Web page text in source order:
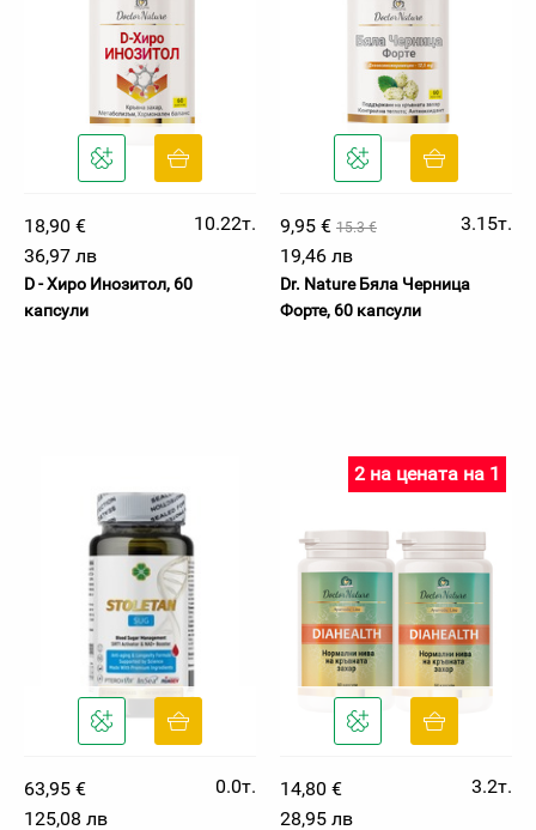
18,90 €
10.22т.
36,97 лв
D - Хиро Инозитол, 60
капсули
9,95 € 15.3 €
3.15т.
19,46 лв
Dr. Nature Бяла Черница
Форте, 60 капсули
63,95 €
0.0т.
125,08 лв
2 на цената на 1
14,80 €
3.2т.
28,95 лв